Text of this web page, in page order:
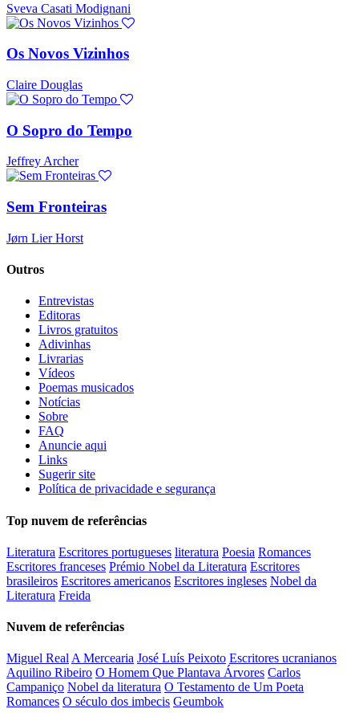
Sveva Casati Modignani
Os Novos Vizinhos
Claire Douglas
O Sopro do Tempo
Jeffrey Archer
Sem Fronteiras
Jørn Lier Horst
Outros
Entrevistas
Editoras
Livros gratuitos
Adivinhas
Livrarias
Vídeos
Poemas musicados
Notícias
Sobre
FAQ
Anuncie aqui
Links
Sugerir site
Política de privacidade e segurança
Top nuvem de referências
Literatura Escritores portugueses literatura Poesia Romances
Escritores franceses Prémio Nobel da Literatura Escritores
brasileiros Escritores americanos Escritores ingleses Nobel da
Literatura Freida
Nuvem de referências
Miguel RealA Mercearia José Luís Peixoto Escritores ucranianos
Aquilino Ribeiro O Homem Que Plantava Árvores Carlos
Campaniço Nobel da literatura O Testamento de Um Poeta
Romances O século dos imbecis Geumbok